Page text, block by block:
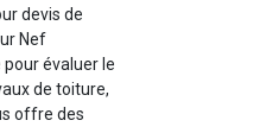
devis de
Nef
évaluer le
de toiture,
offre des